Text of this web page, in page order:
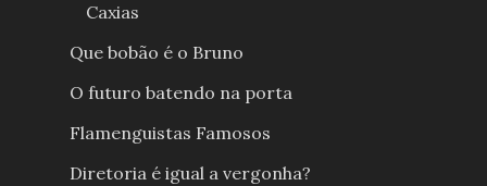
Caxias
Que bobão é o Bruno
O futuro batendo na porta
Flamenguistas Famosos
Diretoria é igual a vergonha?